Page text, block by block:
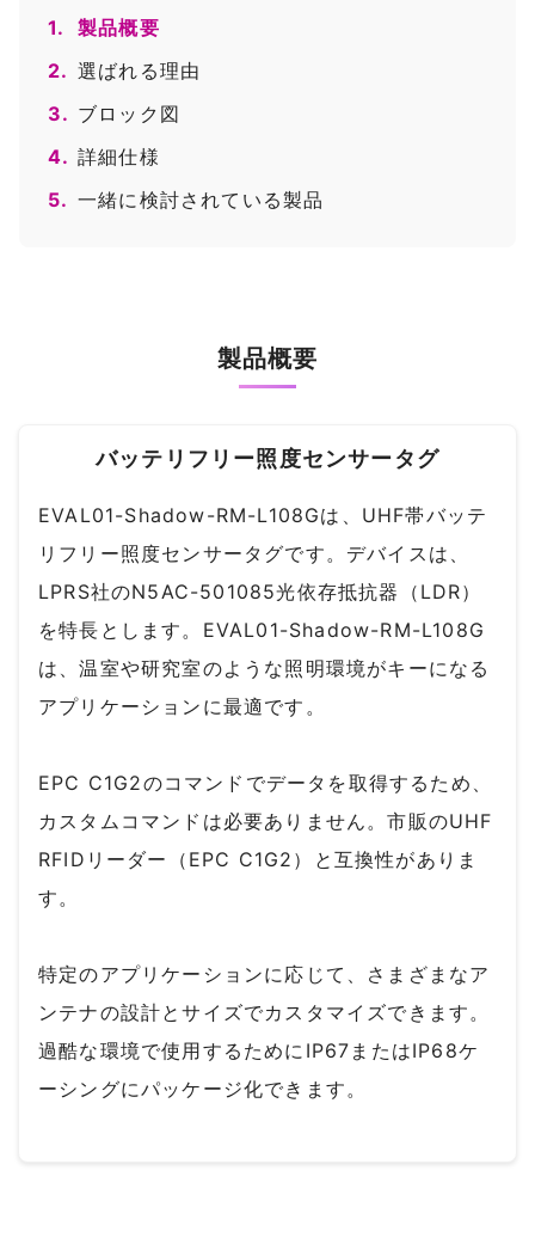
1.
製品概要
2. 選ばれる理由
3. ブロック図
4. 詳細仕様
5. 一緒に検討されている製品
製品概要
バッテリフリー照度センサータグ
EVAL01-Shadow-RM-L108Gは、UHF帯バッテ
リフリー照度センサータグです。デバイスは、
LPRS社のN5AC-501085光依存抵抗器（LDR）
を特長とします。EVAL01-Shadow-RM-L108G
は、温室や研究室のような照明環境がキーになる
アプリケーションに最適です。
EPC C1G2のコマンドでデータを取得するため、
カスタムコマンドは必要ありません。市販のUHF
RFIDリーダー（EPC C1G2）と互換性がありま
す。
特定のアプリケーションに応じて、さまざまなア
ンテナの設計とサイズでカスタマイズできます。
過酷な環境で使用するためにIP67またはIP68ケ
ーシングにパッケージ化できます。